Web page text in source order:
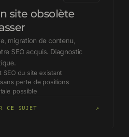
site obsolète
migration de contenu,
SEO acquis. Diagnostic
SEO du site existant
perte de positions
possible
CE SUJET ↗